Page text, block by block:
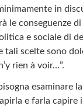
in
le conseguenze
e sociale di
tali scelte sono
rien à voir…”.
esaminare
e farla capire